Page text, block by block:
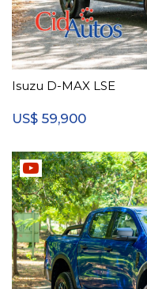
Isuzu D-MAX LSE
US$ 59,900